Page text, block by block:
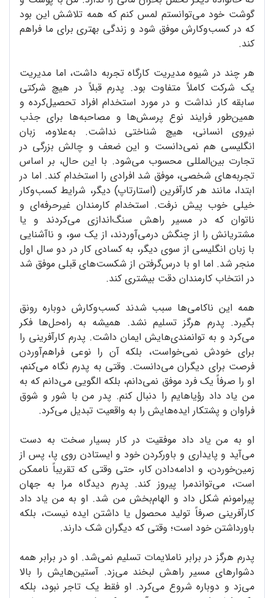
گوشت خود می‌توانستم لمس کنم که همه تلاشش این بود
که در کسب‌وکارش موفق شود و زندگی بهتری برای ما فراهم
کند.
هر چند در شیوه مدیریت کارگاه تجربه داشت، اما مدیریت
یک شرکت کاملاً متفاوت بود. پدرم قبلاً در هیچ شرکتی
سابقه کار نداشت و در مورد استخدام افراد تحصیل‌کرده و
همین‌طور فرایند نوع پرسش‌ها و مصاحبه‌ها برای جذب
نیروی انسانی، هیچ‌ شناختی نداشت. به‌علاوه، زبان
انگلیسی هم نمی‌دانست و این ضعف و چالش بزرگی در
تجارت بین‌المللی محسوب می‌شود. با این حال، بر اساس
تجربه‌های شخصی، موفق شد افرادی را استخدام کند. اما در
ابتدا، مانند هر کارآفرین (استارتاپ) دیگر، شرایط کسب‌وکار
خیلی خوب پیش نرفت. استخدام کارمندان غیرحرفه‌ای و
ناتوان که در مسیر راهش سنگ‌اندازی می‌کردند و یا
مشتریانش را از چنگش درمی‌آوردند، از یک سو، و ناآشنایی
با زبان انگلیسی از سوی دیگر، به کسادی کار در دو سال اول
منجر شد. اما او با درس‌گرفتن از شکست‌های قبلی موفق شد
در انتخاب کارمندان دقت بیشتری کند.
همه این ناکامی‌ها سبب شدند کسب‌وکارش دوباره رونق
بگیرد. پدرم هرگز تسلیم نشد. همیشه به راه‌حل‌ها فکر
می‌کرد و به توانمندی‌هایش ایمان داشت. پدرم کارآفرینی را
برای خودش نمی‌خواست، بلکه آن را نوعی فراهم‌آوردن
فرصت برای دیگران می‌دانست. وقتی به پدرم نگاه می‌کنم،
او را صرفاً یک فرد موفق نمی‌دانم، بلکه الگویی می‌دانم که به
من یاد داد رؤیاهایم را دنبال کنم. پدر من با شور و شوق
فراوان و پشتکار ایده‌هایش را به واقعیت تبدیل می‌کرد.
او به من یاد داد موفقیت در کار بسیار سخت به دست
می‌آید و پایداری و باورکردن خود و ایستادن روی پا، پس از
زمین‌خوردن، و ادامه‌دادن کار، حتی وقتی که تقریباً ناممکن
است، می‌تواندمرا پیروز کند. پدرم دیدگاه مرا به جهان
پیرامونم شکل داد و الهام‌بخش من شد. او به من یاد داد
کارآفرینی صرفاً تولید محصول یا داشتن ایده نیست، بلکه
باورداشتن خود است؛ وقتی که دیگران شک دارند.
پدرم هرگز در برابر ناملایمات تسلیم نمی‌شد. او در برابر همه
دشوارهای مسیر راهش لبخند می‌زد. آستین‌هایش را بالا
می‌زد و دوباره شروع می‌کرد. او فقط یک تاجر نبود، بلکه